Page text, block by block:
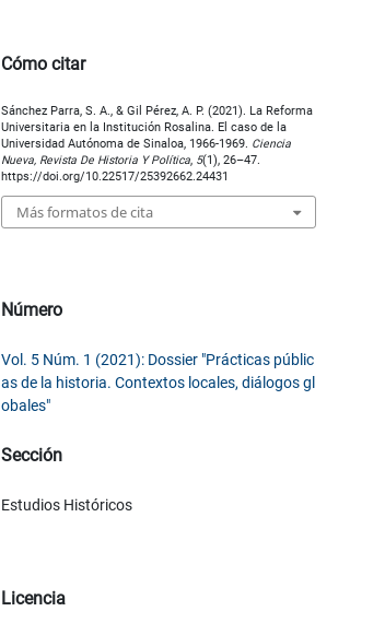
Cómo citar
Sánchez Parra, S. A., & Gil Pérez, A. P. (2021). La Reforma
Universitaria en la Institución Rosalina. El caso de la
Universidad Autónoma de Sinaloa, 1966-1969. Ciencia
Nueva, Revista De Historia Y Política, 5(1), 26–47.
https://doi.org/10.22517/25392662.24431
Más formatos de cita
Número
Vol. 5 Núm. 1 (2021): Dossier "Prácticas públic
as de la historia. Contextos locales, diálogos gl
obales"
Sección
Estudios Históricos
Licencia